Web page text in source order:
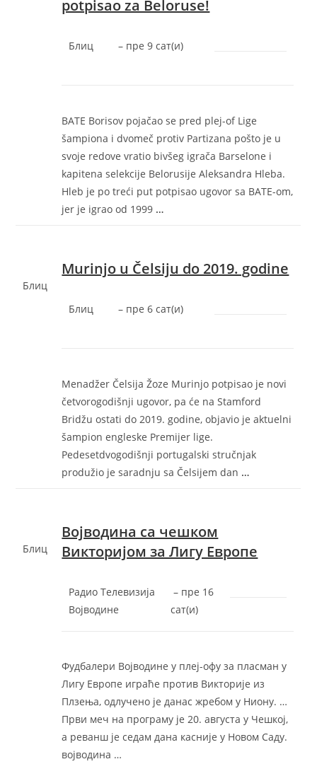
potpisao za Beloruse!
Блиц – ‎пре 9 сат(и)‎
BATE Borisov pojačao se pred plej-of Lige
šampiona i dvomeč protiv Partizana pošto je u
svoje redove vratio bivšeg igrača Barselone i
kapitena selekcije Belorusije Aleksandra Hleba.
Hleb je po treći put potpisao ugovor sa BATE-om,
jer je igrao od 1999 …
Блиц
Murinjo u Čelsiju do 2019. godine
Блиц – ‎пре 6 сат(и)‎
Menadžer Čelsija Žoze Murinjo potpisao je novi
četvorogodišnji ugovor, pa će na Stamford
Bridžu ostati do 2019. godine, objavio je aktuelni
šampion engleske Premijer lige.
Pedesetdvogodišnji portugalski stručnjak
produžio je saradnju sa Čelsijem dan …
Блиц
Војводина са чешком
Викторијом за Лигу Европе
Радио Телевизија
Војводине
– ‎пре 16
сат(и)‎
Фудбалери Војводине у плеј-офу за пласман у
Лигу Европе играће против Викторије из
Плзења, одлучено је данас жребом у Ниону. …
Први меч на програму је 20. августа у Чешкој,
а реванш је седам дана касније у Новом Саду.
војводина …